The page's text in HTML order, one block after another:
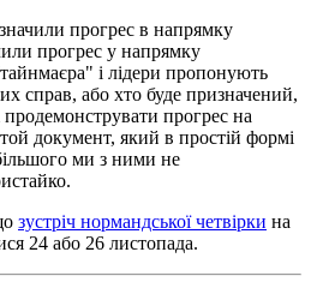
прогрес в напрямку
прогрес у напрямку
і лідери пропонують
справ, або хто буде призначений,
прогрес на
документ, який в простій формі
ми з ними не
зустріч нормандської четвірки на
24 або 26 листопада.